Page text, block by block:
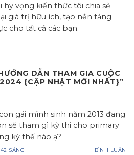
hy vọng kiến thức tôi chia sẻ
giá trị hữu ích, tạo nền tảng
cho tất cả các bạn.
DẪN THAM GIA CUỘC
{CẬP NHẬT MỚI NHẤT}”
gái mình sinh năm 2013 đang
sẽ tham gì kỳ thi cho primary
ký thế nào ạ?
SÁNG BÌNH LUẬN